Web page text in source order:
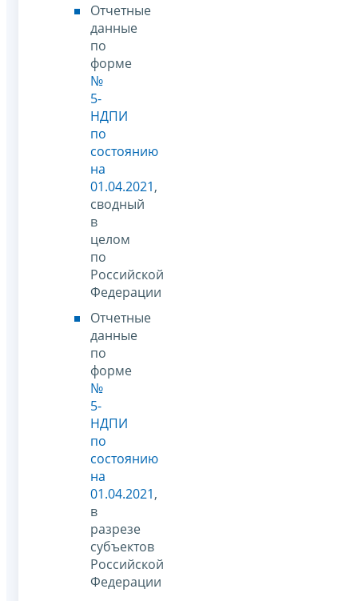
Отчетные
данные
по
форме
№
5-
НДПИ
по
состоянию
на
01.04.2021,
сводный
в
целом
по
Российской
Федерации
Отчетные
данные
по
форме
№
5-
НДПИ
по
состоянию
на
01.04.2021,
в
разрезе
субъектов
Российской
Федерации